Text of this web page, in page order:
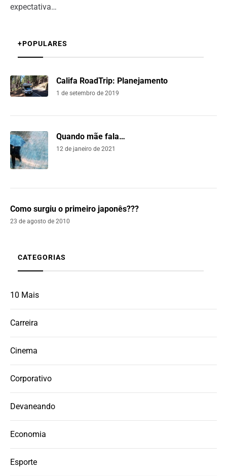
expectativa…
+POPULARES
Califa RoadTrip: Planejamento
1 de setembro de 2019
Quando mãe fala…
12 de janeiro de 2021
Como surgiu o primeiro japonês???
23 de agosto de 2010
CATEGORIAS
10 Mais
Carreira
Cinema
Corporativo
Devaneando
Economia
Esporte